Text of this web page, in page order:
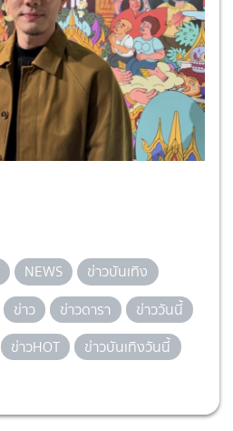
NEWS
ข่าวบันเทิง
ข่าว ข่าวดารา
ข่าววันนี้
ข่าวHOT ข่าวบันเทิงวันนี้